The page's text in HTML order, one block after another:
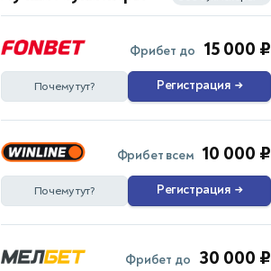
Фрибет до 15 000 ₽
Почему тут? Регистрация →
Фрибет всем 10 000 ₽
Почему тут? Регистрация →
Фрибет до 30 000 ₽